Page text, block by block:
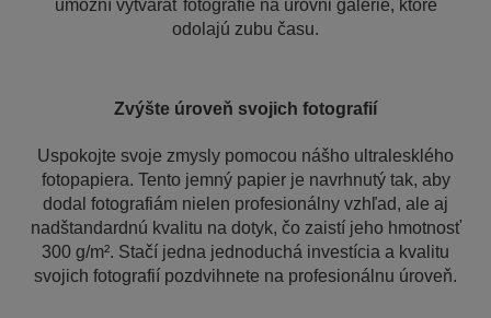
umožní vytvárať fotografie na úrovni galérie, ktoré
odolajú zubu času.
Zvýšte úroveň svojich fotografií
Uspokojte svoje zmysly pomocou nášho ultralesklého
fotopapiera. Tento jemný papier je navrhnutý tak, aby
dodal fotografiám nielen profesionálny vzhľad, ale aj
nadštandardnú kvalitu na dotyk, čo zaistí jeho hmotnosť
300 g/m². Stačí jedna jednoduchá investícia a kvalitu
svojich fotografií pozdvihnete na profesionálnu úroveň.